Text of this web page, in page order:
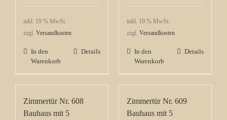
inkl. 19 % MwSt.
zzgl. Versandkosten
In den
Warenkorb
Details
inkl. 19 % MwSt.
zzgl. Versandkosten
In den
Warenkorb
Details
Zimmertür Nr. 608
Bauhaus mit 5
Zimmertür Nr. 609
Bauhaus mit 5